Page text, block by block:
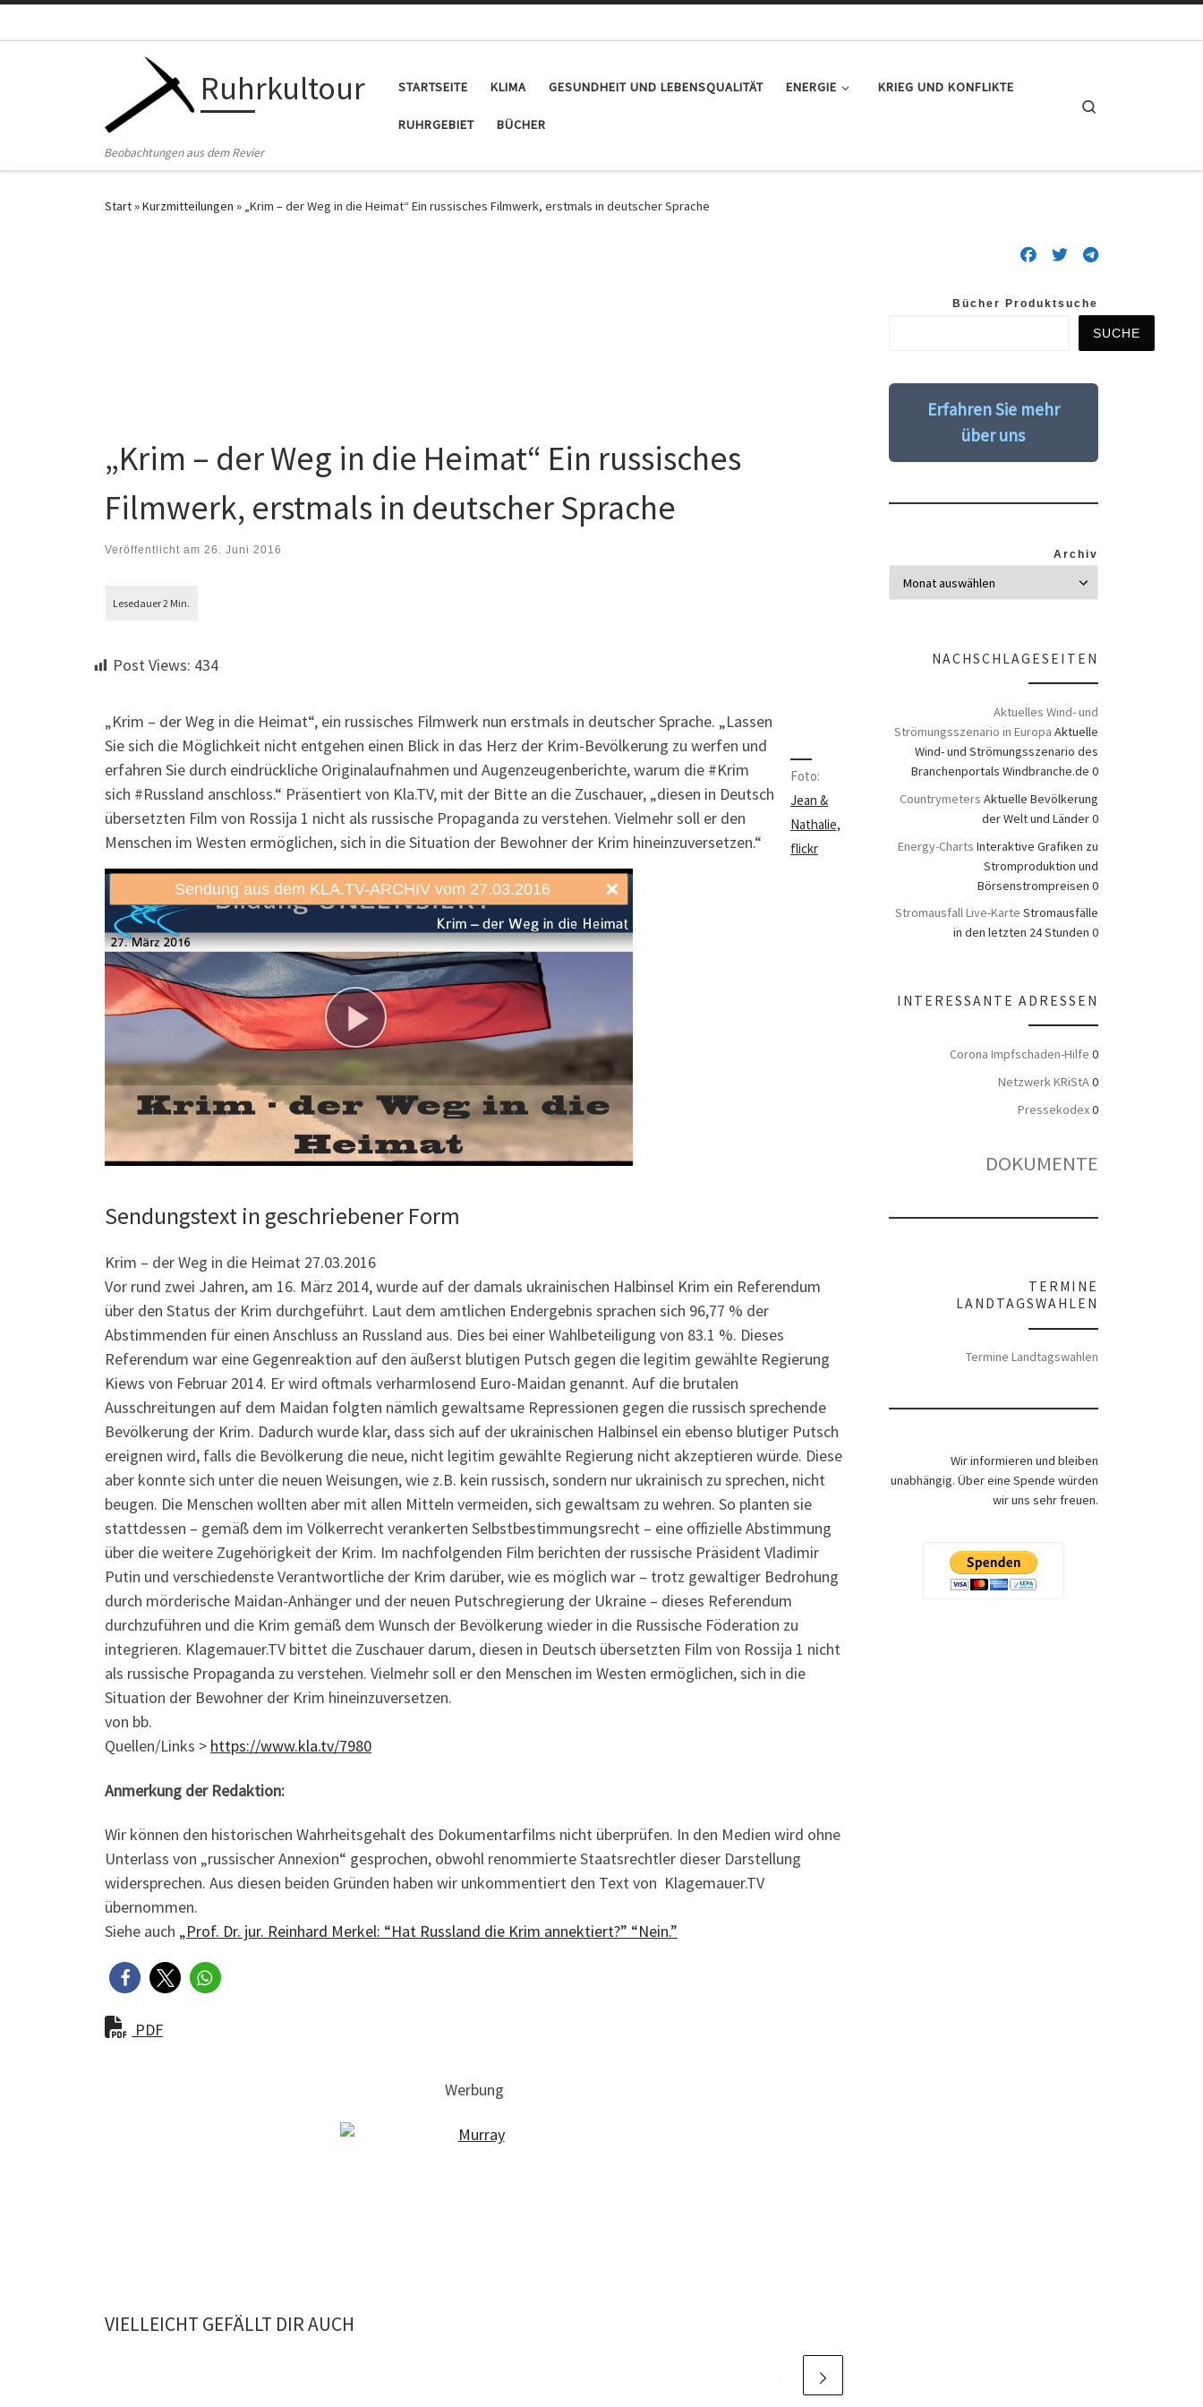
Ruhrkultour
Beobachtungen aus dem Revier
STARTSEITE KLIMA GESUNDHEIT UND LEBENSQUALITÄT ENERGIE KRIEG UND KONFLIKTE
RUHRGEBIET BÜCHER
Start»Kurzmitteilungen » „Krim – der Weg in die Heimat“ Ein russisches Filmwerk, erstmals in deutscher Sprache
„Krim – der Weg in die Heimat“ Ein russisches
Filmwerk, erstmals in deutscher Sprache
Veröffentlicht am 26. Juni 2016
Post Views: 434
Foto:
Jean &
Nathalie,
flickr
„Krim – der Weg in die Heimat“, ein russisches Filmwerk nun erstmals in deutscher Sprache. „Lassen
Sie sich die Möglichkeit nicht entgehen einen Blick in das Herz der Krim-Bevölkerung zu werfen und
erfahren Sie durch eindrückliche Originalaufnahmen und Augenzeugenberichte, warum die ‪#‎Krim‬
sich ‪#‎Russland‬ anschloss.“ Präsentiert von Kla.TV, mit der Bitte an die Zuschauer, „diesen in Deutsch
übersetzten Film von Rossija 1 nicht als russische Propaganda zu verstehen. Vielmehr soll er den
Menschen im Westen ermöglichen, sich in die Situation der Bewohner der Krim hineinzuversetzen.“
Sendungstext in geschriebener Form
Krim – der Weg in die Heimat 27.03.2016
Vor rund zwei Jahren, am 16. März 2014, wurde auf der damals ukrainischen Halbinsel Krim ein Referendum
über den Status der Krim durchgeführt. Laut dem amtlichen Endergebnis sprachen sich 96,77 % der
Abstimmenden für einen Anschluss an Russland aus. Dies bei einer Wahlbeteiligung von 83.1 %. Dieses
Referendum war eine Gegenreaktion auf den äußerst blutigen Putsch gegen die legitim gewählte Regierung
Kiews von Februar 2014. Er wird oftmals verharmlosend Euro-Maidan genannt. Auf die brutalen
Ausschreitungen auf dem Maidan folgten nämlich gewaltsame Repressionen gegen die russisch sprechende
Bevölkerung der Krim. Dadurch wurde klar, dass sich auf der ukrainischen Halbinsel ein ebenso blutiger Putsch
ereignen wird, falls die Bevölkerung die neue, nicht legitim gewählte Regierung nicht akzeptieren würde. Diese
aber konnte sich unter die neuen Weisungen, wie z.B. kein russisch, sondern nur ukrainisch zu sprechen, nicht
beugen. Die Menschen wollten aber mit allen Mitteln vermeiden, sich gewaltsam zu wehren. So planten sie
stattdessen – gemäß dem im Völkerrecht verankerten Selbstbestimmungsrecht – eine offizielle Abstimmung
über die weitere Zugehörigkeit der Krim. Im nachfolgenden Film berichten der russische Präsident Vladimir
Putin und verschiedenste Verantwortliche der Krim darüber, wie es möglich war – trotz gewaltiger Bedrohung
durch mörderische Maidan-Anhänger und der neuen Putschregierung der Ukraine – dieses Referendum
durchzuführen und die Krim gemäß dem Wunsch der Bevölkerung wieder in die Russische Föderation zu
integrieren. Klagemauer.TV bittet die Zuschauer darum, diesen in Deutsch übersetzten Film von Rossija 1 nicht
als russische Propaganda zu verstehen. Vielmehr soll er den Menschen im Westen ermöglichen, sich in die
Situation der Bewohner der Krim hineinzuversetzen.
von bb.
Quellen/Links > https://www.kla.tv/7980
Anmerkung der Redaktion:
Wir können den historischen Wahrheitsgehalt des Dokumentarfilms nicht überprüfen. In den Medien wird ohne
Unterlass von „russischer Annexion“ gesprochen, obwohl renommierte Staatsrechtler dieser Darstellung
widersprechen. Aus diesen beiden Gründen haben wir unkommentiert den Text von Klagemauer.TV
übernommen.
Siehe auch „Prof. Dr. jur. Reinhard Merkel: “Hat Russland die Krim annektiert?” “Nein.”
PDF
Werbung
VIELLEICHT GEFÄLLT DIR AUCH
Bücher Produktsuche
SUCHE
Erfahren Sie mehr
über uns
Archiv
NACHSCHLAGESEITEN
Aktuelles Wind- und
Strömungsszenario in Europa Aktuelle
Wind- und Strömungsszenario des
Branchenportals Windbranche.de 0
Countrymeters Aktuelle Bevölkerung
der Welt und Länder 0
Energy-Charts Interaktive Grafiken zu
Stromproduktion und
Börsenstrompreisen 0
Stromausfall Live-Karte Stromausfälle
in den letzten 24 Stunden 0
INTERESSANTE ADRESSEN
Corona Impfschaden-Hilfe 0
Netzwerk KRiStA0
Pressekodex0
DOKUMENTE
TERMINE
LANDTAGSWAHLEN
Termine Landtagswahlen
Wir informieren und bleiben
unabhängig. Über eine Spende würden
wir uns sehr freuen.